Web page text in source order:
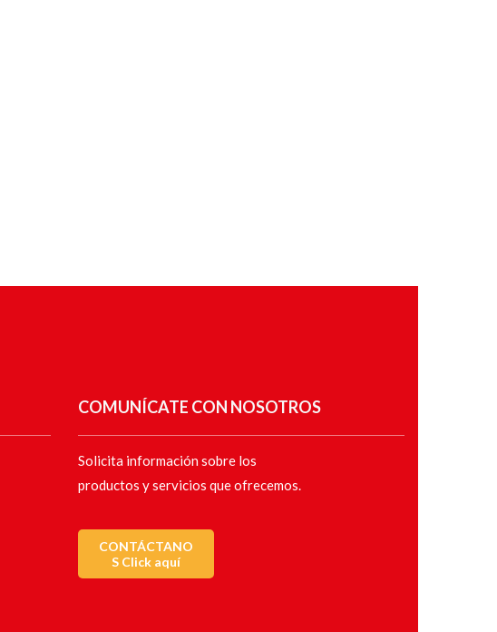
COMUNÍCATE CON NOSOTROS
Solicita información sobre los
productos y servicios que ofrecemos.
CONTÁCTANO
S Click aquí